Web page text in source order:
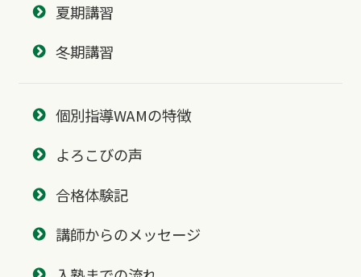
夏期講習
冬期講習
個別指導WAMの特徴
よろこびの声
合格体験記
講師からのメッセージ